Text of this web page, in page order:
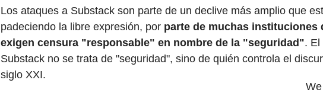
Los ataques a Substack son parte de un declive más amplio que
padeciendo la libre expresión, por parte de muchas instituciones
exigen censura "responsable" en nombre de la "seguridad". El
Substack no se trata de "seguridad", sino de quién controla el
siglo XXI.